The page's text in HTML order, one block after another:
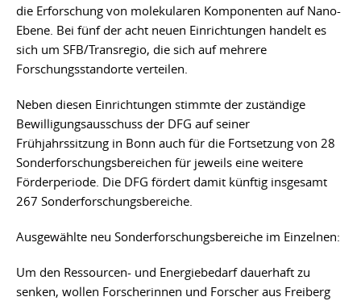
die Erforschung von molekularen Komponenten auf Nano-
Ebene. Bei fünf der acht neuen Einrichtungen handelt es
sich um SFB/Transregio, die sich auf mehrere
Forschungsstandorte verteilen.
Neben diesen Einrichtungen stimmte der zuständige
Bewilligungsausschuss der DFG auf seiner
Frühjahrssitzung in Bonn auch für die Fortsetzung von 28
Sonderforschungsbereichen für jeweils eine weitere
Förderperiode. Die DFG fördert damit künftig insgesamt
267 Sonderforschungsbereiche.
Ausgewählte neu Sonderforschungsbereiche im Einzelnen:
Um den Ressourcen- und Energiebedarf dauerhaft zu
senken, wollen Forscherinnen und Forscher aus Freiberg